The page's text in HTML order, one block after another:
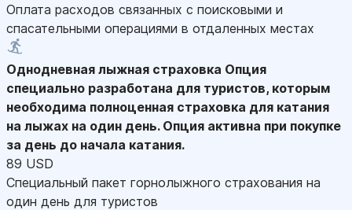
Оплата расходов связанных с поисковыми и
спасательными операциями в отдаленных местах
Однодневная лыжная страховка Опция
специально разработана для туристов, которым
необходима полноценная страховка для катания
на лыжах на один день. Опция активна при покупке
за день до начала катания.
89 USD
Специальный пакет горнолыжного страхования на
один день для туристов